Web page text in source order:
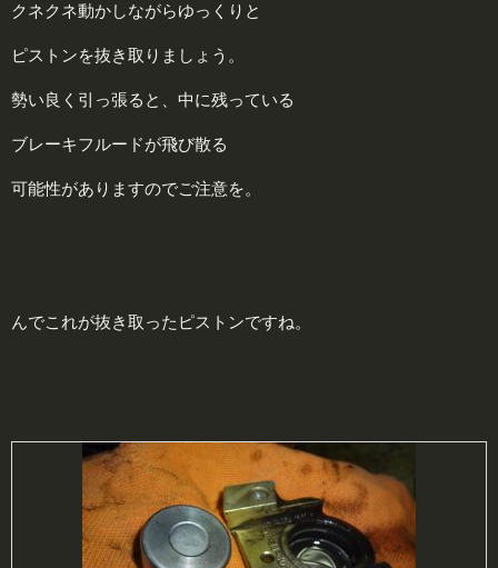
クネクネ動かしながらゆっくりと
ピストンを抜き取りましょう。
勢い良く引っ張ると、中に残っている
ブレーキフルードが飛び散る
可能性がありますのでご注意を。
んでこれが抜き取ったピストンですね。